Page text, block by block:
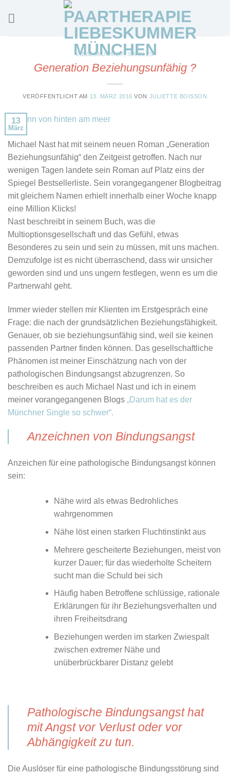
LIEBESKUMMER,SINGLES
Generation Beziehungsunfähig ?
VERÖFFENTLICHT AM 13. MÄRZ 2016 VON JULIETTE BOISSON
13
März
Michael Nast hat mit seinem neuen Roman „Generation
Beziehungsunfähig“ den Zeitgeist getroffen. Nach nur
wenigen Tagen landete sein Roman auf Platz eins der
Spiegel Bestsellerliste. Sein vorangegangener Blogbeitrag
mit gleichem Namen erhielt innerhalb einer Woche knapp
eine Million Klicks!
Nast beschreibt in seinem Buch, was die
Multioptionsgesellschaft und das Gefühl, etwas
Besonderes zu sein und sein zu müssen, mit uns machen.
Demzufolge ist es nicht überraschend, dass wir unsicher
geworden sind und uns ungern festlegen, wenn es um die
Partnerwahl geht.
Immer wieder stellen mir Klienten im Erstgespräch eine
Frage: die nach der grundsätzlichen Beziehungsfähigkeit.
Genauer, ob sie beziehungsunfähig sind, weil sie keinen
passenden Partner finden können. Das gesellschaftliche
Phänomen ist meiner Einschätzung nach von der
pathologischen Bindungsangst abzugrenzen. So
beschreiben es auch Michael Nast und ich in einem
meiner vorangegangenen Blogs „Darum hat es der
Münchner Single so schwer“.
Anzeichnen von Bindungsangst
Anzeichen für eine pathologische Bindungsangst können
sein:
Nähe wird als etwas Bedrohliches
wahrgenommen
Nähe löst einen starken Fluchtinstinkt aus
Mehrere gescheiterte Beziehungen, meist von
kurzer Dauer; für das wiederholte Scheitern
sucht man die Schuld bei sich
Häufig haben Betroffene schlüssige, rationale
Erklärungen für ihr Beziehungsverhalten und
ihren Freiheitsdrang
Beziehungen werden im starken Zwiespalt
zwischen extremer Nähe und
unüberbrückbarer Distanz gelebt
Pathologische Bindungsangst hat
mit Angst vor Verlust oder vor
Abhängigkeit zu tun.
Die Auslöser für eine pathologische Bindungsstörung sind